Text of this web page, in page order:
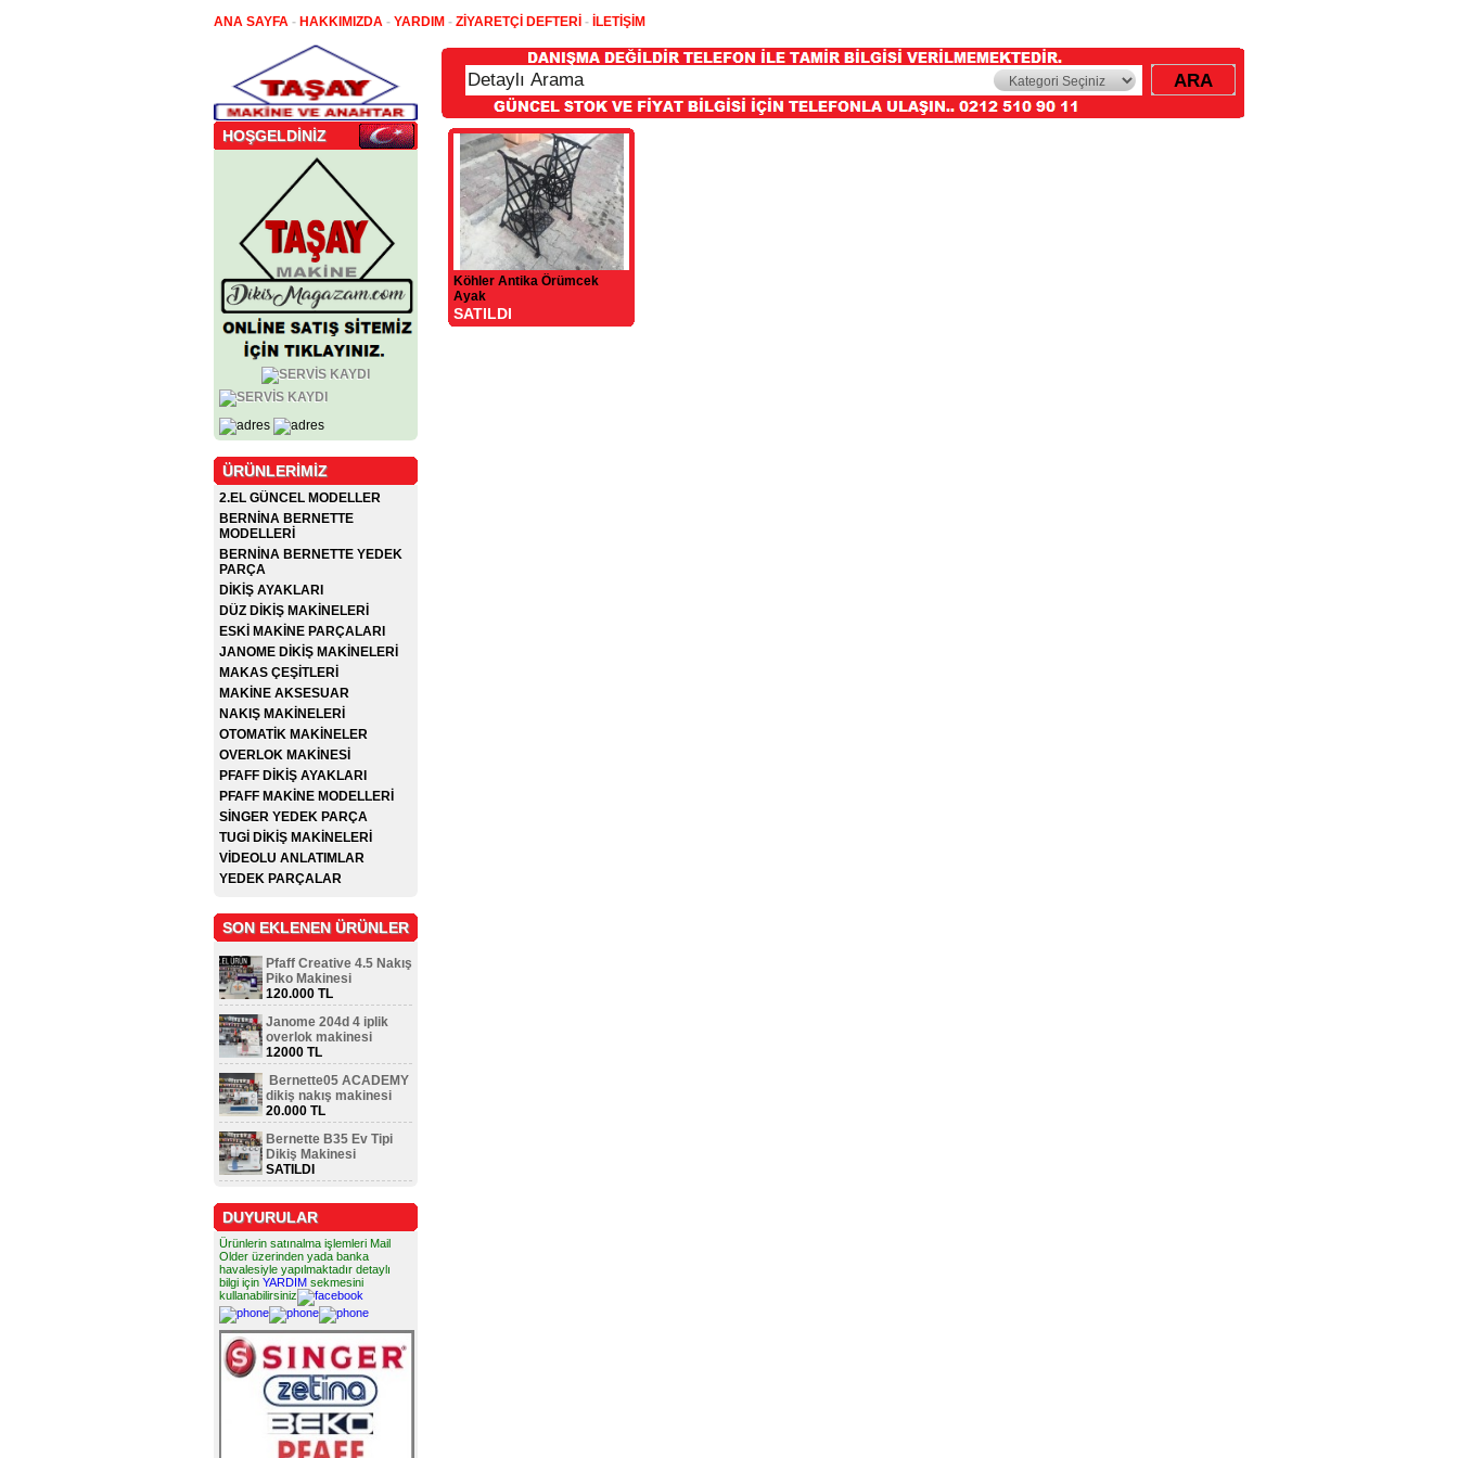
ANA SAYFA - HAKKIMIZDA - YARDIM - ZİYARETÇİ DEFTERİ - İLETİŞİM
HOŞGELDİNİZ
ÜRÜNLERİMİZ
2.EL GÜNCEL MODELLER
BERNİNA BERNETTE
MODELLERİ
BERNİNA BERNETTE YEDEK
PARÇA
DİKİŞ AYAKLARI
DÜZ DİKİŞ MAKİNELERİ
ESKİ MAKİNE PARÇALARI
JANOME DİKİŞ MAKİNELERİ
MAKAS ÇEŞİTLERİ
MAKİNE AKSESUAR
NAKIŞ MAKİNELERİ
OTOMATİK MAKİNELER
OVERLOK MAKİNESİ
PFAFF DİKİŞ AYAKLARI
PFAFF MAKİNE MODELLERİ
SİNGER YEDEK PARÇA
TUGİ DİKİŞ MAKİNELERİ
VİDEOLU ANLATIMLAR
YEDEK PARÇALAR
SON EKLENEN ÜRÜNLER
Pfaff Creative 4.5 Nakış
Piko Makinesi
120.000 TL
Janome 204d 4 iplik
overlok makinesi
12000 TL
Bernette05 ACADEMY
dikiş nakış makinesi
20.000 TL
Bernette B35 Ev Tipi
Dikiş Makinesi
SATILDI
DUYURULAR
Ürünlerin satınalma işlemleri Mail
Older üzerinden yada banka
havalesiyle yapılmaktadır detaylı
bilgi için YARDIM sekmesini
kullanabilirsiniz
Köhler Antika Örümcek
Ayak
SATILDI